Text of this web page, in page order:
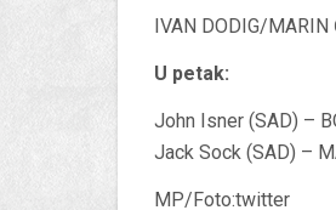
IVAN DODIG/
U petak:
John Isner (SAD) –
Jack Sock (SAD) –
MP/Foto:twitter